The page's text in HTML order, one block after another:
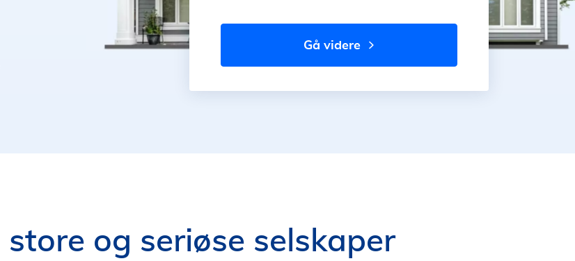
gå videre
og seriøse selskaper